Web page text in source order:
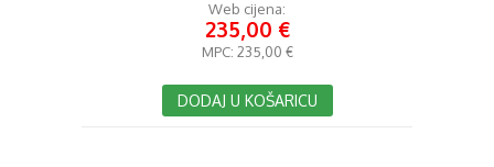
Web cijena:
235,00 €
MPC: 235,00 €
DODAJ U KOŠARICU